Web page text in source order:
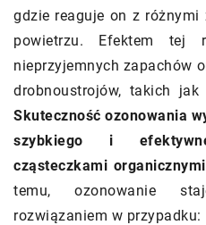
gdzie reaguje on z
powietrzu. Efektem tej
nieprzyjemnych zapachów
drobnoustrojów, takich
Skuteczność ozonowania
szybkiego i
cząsteczkami
temu, ozonowanie
rozwiązaniem w przypadku: